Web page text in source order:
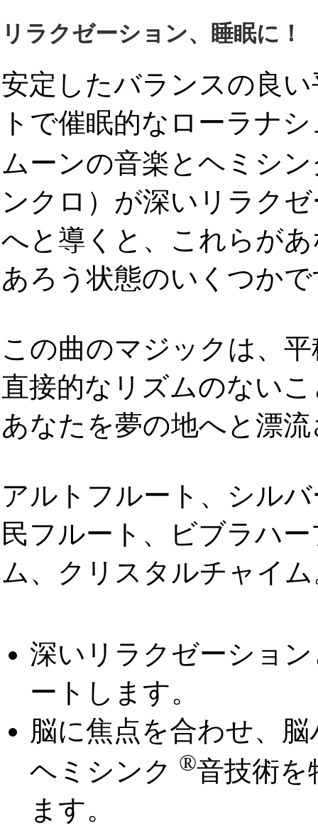
リラクゼーション、睡眠に！
安定したバランスの良
トで催眠的なローラナ
ムーンの音楽とヘミシ
ンクロ）が深いリラク
へと導くと、これらが
あろう状態のいくつか
この曲のマジックは、
直接的なリズムのない
あなたを夢の地へと漂
アルトフルート、シル
民フルート、ビブラハ
ム、クリスタルチャイ
深いリラクゼーショ
ートします。
脳に焦点を合わせ、
ヘミシンク ®音技術を
ます。